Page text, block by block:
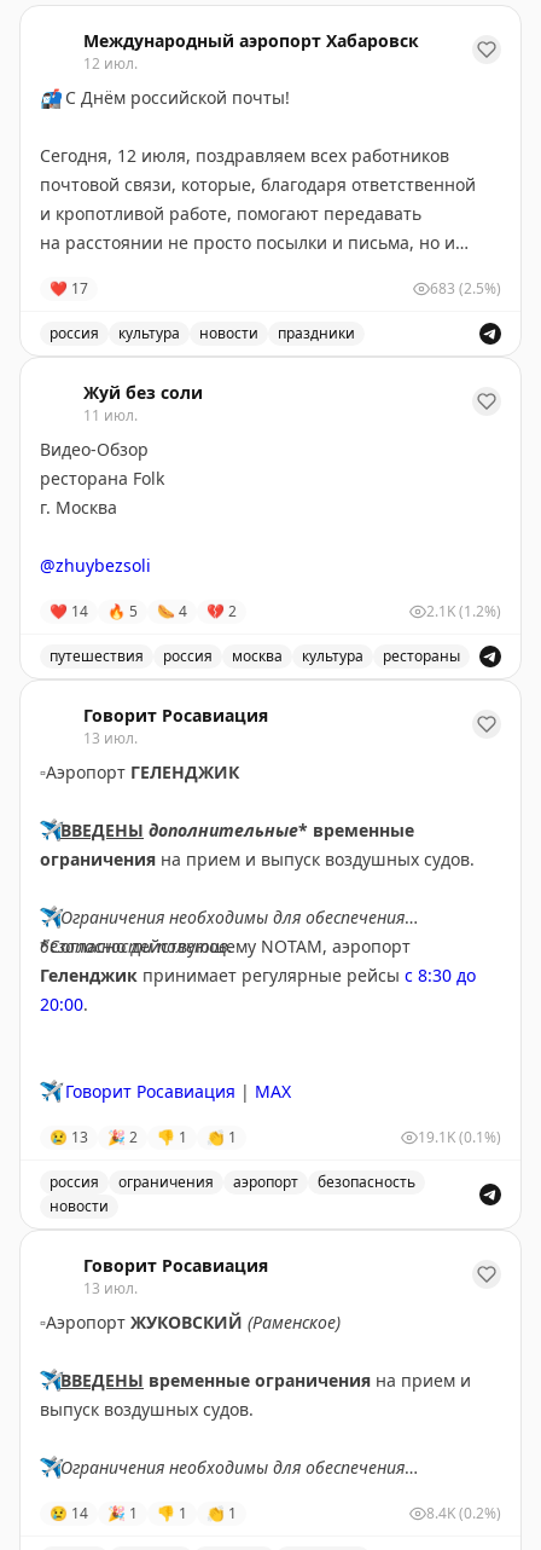
Международный аэропорт Хабаровск
12 июл.
📬С Днём российской почты!
Сегодня, 12 июля, поздравляем всех работников
почтовой связи, которые, благодаря ответственной
и кропотливой работе, помогают передавать
на расстоянии не просто посылки и письма, но и
в этих посланиях
Желаем крепкого здоровья, стабильной
бесперебойной работы
📸Андрей Лавринович
❤ 17 683 (2.5%)
россия культура новости праздники
Жуй без соли
11 июл.
Видео-Обзор
ресторана Folk
г. Москва
@zhuybezsoli
❤ 14 🔥 5 🌭 4 💔 2 2.1K(1.2%)
путешествия россия москва культура рестораны
Говорит Росавиация
13 июл.
▫️Аэропорт ГЕЛЕНДЖИК
✈️ВВЕДЕНЫ дополнительные* временные
ограничения на прием и выпуск воздушных судов.
✈️Ограничения необходимы для обеспечения
безопасности полетов.
*Согласно действующему NOTAM, аэропорт
Геленджик принимает регулярные рейсы с 8:30 до
20:00.
✈️ Говорит Росавиация | MAX
😢 13 🎉 2 👎 1 👏 1 19.1K(0.1%)
россия ограничения аэропорт
безопасность
новости
Говорит Росавиация
13 июл.
▫️Аэропорт ЖУКОВСКИЙ (Раменское)
✈️ВВЕДЕНЫ временные ограничения на прием и
выпуск воздушных судов.
✈️Ограничения необходимы для обеспечения
😢 14 🎉 1 👎 1 👏 1 8.4K(0.2%)